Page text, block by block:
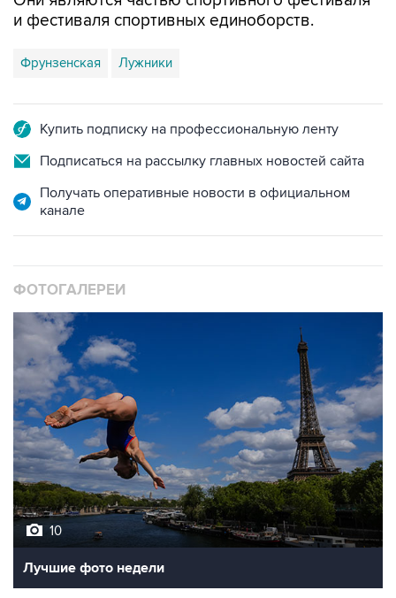
Фрунзенская Лужники
Подписаться на рассылку главных новостей сайта
Получать оперативные новости в официальном
10
Лучшие фото недели